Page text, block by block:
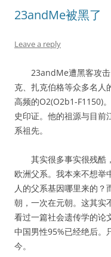
23andMe被黑了
Leave a reply
23andMe遭黑客攻击
克、扎克伯格等众多名人
高频的O2(O2b1-F1150)
史印证。他的祖源与目前
系祖先。
其实很多事实很残酷
欧洲父系。我本来不想举
人的父系基因哪里来的
朝，一次在元朝。这其实
看过一篇社会遗传学的论
中国男性95%已经绝后。
今。